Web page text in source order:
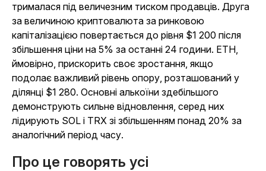
трималася під величезним тиском продавців. Друга
за величиною криптовалюта за ринковою
капіталізацією повертається до рівня $1 200 після
збільшення ціни на 5% за останні 24 години. ETH,
ймовірно, прискорить своє зростання, якщо
подолає важливий рівень опору, розташований у
ділянці $1 280. Основні алькоїни здебільшого
демонструють сильне відновлення, серед них
лідирують SOL і TRX зі збільшенням понад 20% за
аналогічний період часу.
Про це говорять усі